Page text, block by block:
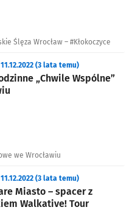
Ślęza Wrocław – #Kłokoczyce
„Chwile Wspólne”
(3 lata temu)
we Wrocławiu
Miasto – spacer z
Walkative! Tour
(3 lata temu)